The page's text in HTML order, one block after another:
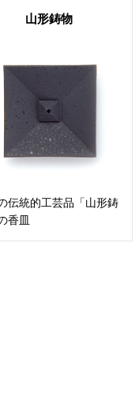
山形鋳物
伝統的工芸品「山形鋳
香皿